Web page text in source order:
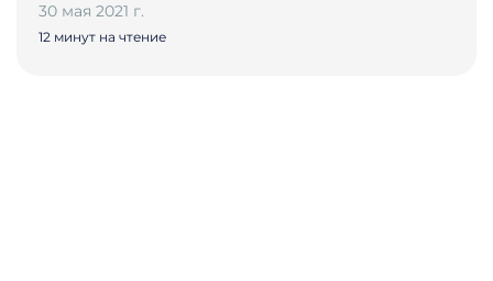
30 мая 2021 г.
12 минут на чтение